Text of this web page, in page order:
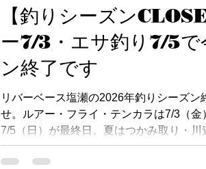
けます。 ③ 上記以外の方 → 小学生以上
りにつき1オーダーでご利用いただけます
（500円） ・美河フランク（500円） ・
定・夏季のみ） ・塩瀬生かき氷（平日限
※未就学のお子様は、同伴の大人の方が
に管理棟で受付をお済ませください。 ラ
について お子様が川に入る際は、ライフ
【釣りシーズン
ー7/3・エサ釣り7/5で
ン終了です
リバーベース塩瀬の2026年釣りシーズン
せ。ルアー・フライ・テンカラは7/3（金
7/5（日）が最終日。夏はつかみ取り・川
プ・BBQへ移行します。